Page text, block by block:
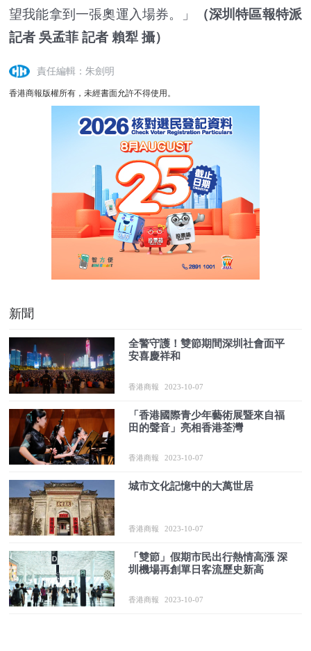
望我能拿到一張奧運入場券。」
（深圳特區報特派
記者 吳孟菲 記者 賴犁 攝）
責任編輯：朱劍明
香港商報版權所有，未經書面允許不得使用。
新聞
全警守護！雙節期間深圳社會面平
安喜慶祥和
香港商報 2023-10-07
「香港國際青少年藝術展暨來自福
田的聲音」亮相香港荃灣
香港商報 2023-10-07
城市文化記憶中的大萬世居
香港商報 2023-10-07
「雙節」假期市民出行熱情高漲 深
圳機場再創單日客流歷史新高
香港商報 2023-10-07